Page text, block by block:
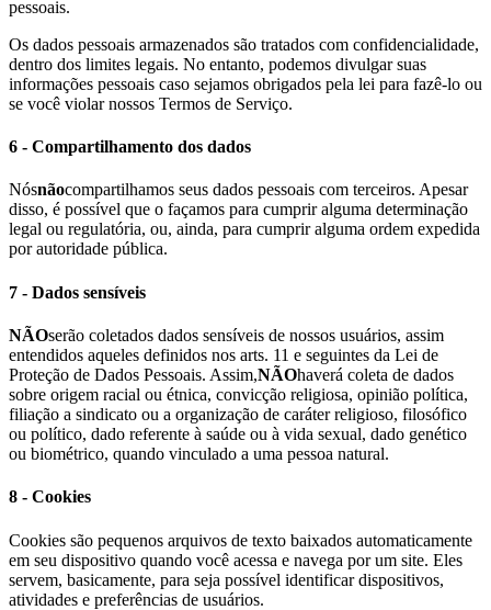
pessoais.
Os dados pessoais armazenados são tratados com confidencialidade,
dentro dos limites legais. No entanto, podemos divulgar suas
informações pessoais caso sejamos obrigados pela lei para fazê-lo ou
se você violar nossos Termos de Serviço.
6 - Compartilhamento dos dados
Nósnãocompartilhamos seus dados pessoais com terceiros. Apesar
disso, é possível que o façamos para cumprir alguma determinação
legal ou regulatória, ou, ainda, para cumprir alguma ordem expedida
por autoridade pública.
7 - Dados sensíveis
NÃOserão coletados dados sensíveis de nossos usuários, assim
entendidos aqueles definidos nos arts. 11 e seguintes da Lei de
Proteção de Dados Pessoais. Assim,NÃOhaverá coleta de dados
sobre origem racial ou étnica, convicção religiosa, opinião política,
filiação a sindicato ou a organização de caráter religioso, filosófico
ou político, dado referente à saúde ou à vida sexual, dado genético
ou biométrico, quando vinculado a uma pessoa natural.
8 - Cookies
Cookies são pequenos arquivos de texto baixados automaticamente
em seu dispositivo quando você acessa e navega por um site. Eles
servem, basicamente, para seja possível identificar dispositivos,
atividades e preferências de usuários.